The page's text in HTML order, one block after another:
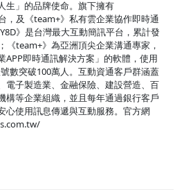
生」的品牌使命。旗下擁有
，及《team+》私有雲企業協作即時通
》是台灣最大互動簡訊平台，累計發
《team+》為亞洲頂尖企業溝通專家，
APP即時通訊解決方案」的軟體，使用
數突破100萬人。互動資通客戶群涵蓋
電子製造業、金融保險、建設營造、百
構等企業組織，並且每年通過銀行客戶
心使用訊息傳遞與互動服務。官方網